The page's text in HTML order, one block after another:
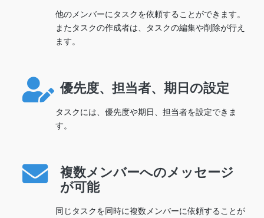
他のメンバーにタスクを依頼することができます。
またタスクの作成者は、タスクの編集や削除が行え
ます。
優先度、担当者、期日の設定
タスクには、優先度や期日、担当者を設定できま
す。
複数メンバーへのメッセージ
が可能
同じタスクを同時に複数メンバーに依頼することが